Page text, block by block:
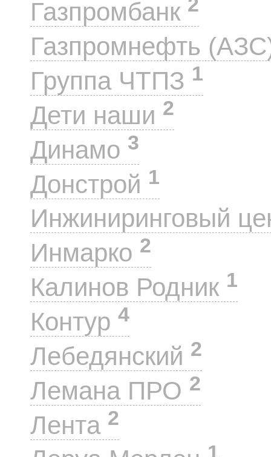
Газпромбанк
Газпромнефть
Группа ЧТПЗ 1
Дети наши 2
Динамо 3
Донстрой 1
Инжиниринговый
Инмарко 2
Калинов Родник 1
Контур 4
Лебедянский 2
Лемана ПРО 2
Лента 2
1